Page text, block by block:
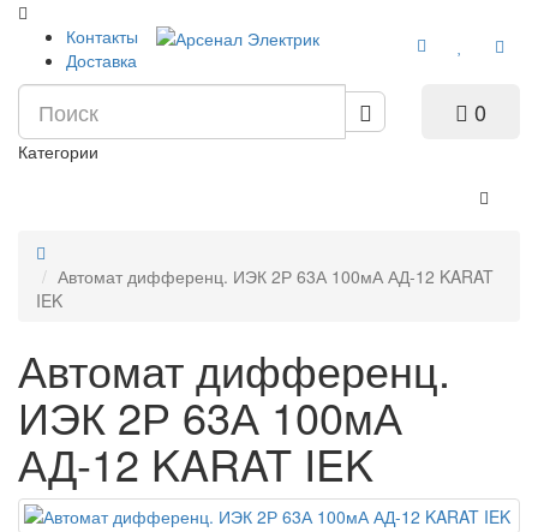
Контакты
Доставка
0
Категории
Автомат дифференц. ИЭК 2Р 63А 100мА АД-12 KARAT
IEK
Автомат дифференц.
ИЭК 2Р 63А 100мА
АД-12 KARAT IEK